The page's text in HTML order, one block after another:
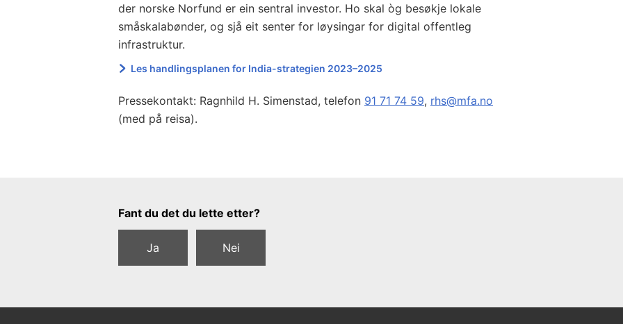
der norske Norfund er ein sentral investor. Ho skal òg besøkje lokale
småskalabønder, og sjå eit senter for løysingar for digital offentleg
infrastruktur.
Les handlingsplanen for India-strategien 2023–2025
Pressekontakt: Ragnhild H. Simenstad, telefon 91 71 74 59, rhs@mfa.no
(med på reisa).
Tilbakemeldingsskjema
Fant du det du lette etter?
Ja Nei